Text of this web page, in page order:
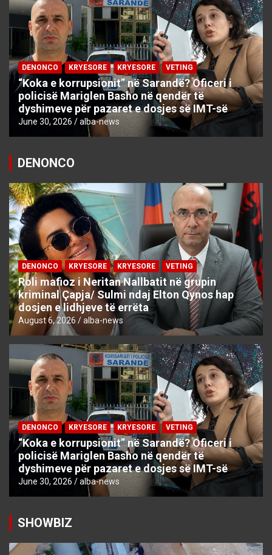
DENONCO KRYESORE KRYESORE VETING
“Koka e korrupsionit” në Sarandë? Oficeri i
policisë Mariglen Basho në qendër të
dyshimeve për pazaret e dosjes së IMT-së
June 30, 2026 alba-news
DENONCO
DENONCO KRYESORE KRYESORE VETING
Roli mafioz i Neritan Nallbatit në grupin
kriminal Çapja/ Sulmi ndaj Elton Qynos hap
dosjen e lidhjeve të errëta
August 6, 2026 alba-news
DENONCO KRYESORE KRYESORE VETING
“Koka e korrupsionit” në Sarandë? Oficeri i
policisë Mariglen Basho në qendër të
dyshimeve për pazaret e dosjes së IMT-së
June 30, 2026 alba-news
SHOWBIZ